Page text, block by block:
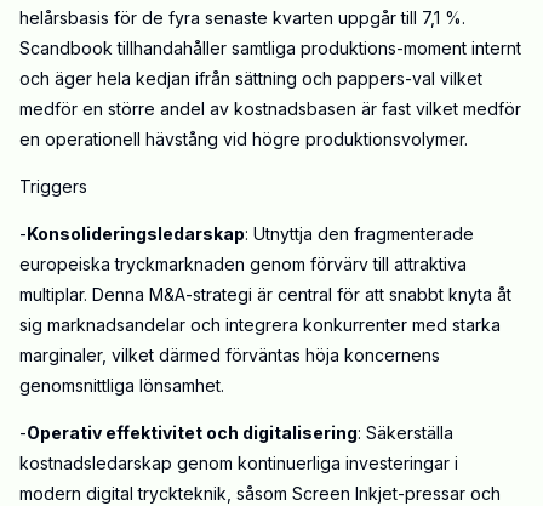
helårsbasis för de fyra senaste kvarten uppgår till 7,1 %.
Scandbook tillhandahåller samtliga produktions-moment internt
och äger hela kedjan ifrån sättning och pappers-val vilket
medför en större andel av kostnadsbasen är fast vilket medför
en operationell hävstång vid högre produktionsvolymer.
Triggers
-Konsolideringsledarskap: Utnyttja den fragmenterade
europeiska tryckmarknaden genom förvärv till attraktiva
multiplar. Denna M&A-strategi är central för att snabbt knyta åt
sig marknadsandelar och integrera konkurrenter med starka
marginaler, vilket därmed förväntas höja koncernens
genomsnittliga lönsamhet.
-Operativ effektivitet och digitalisering: Säkerställa
kostnadsledarskap genom kontinuerliga investeringar i
modern digital tryckteknik, såsom Screen Inkjet-pressar och